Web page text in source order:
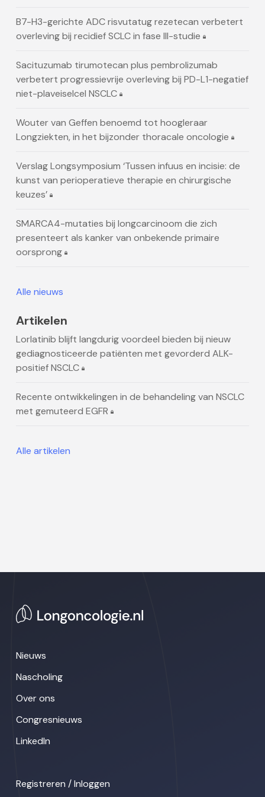
B7-H3-gerichte ADC risvutatug rezetecan verbetert
overleving bij recidief SCLC in fase III-studie
Sacituzumab tirumotecan plus pembrolizumab
verbetert progressievrije overleving bij PD-L1-negatief
niet-plaveiselcel NSCLC
Wouter van Geffen benoemd tot hoogleraar
Longziekten, in het bijzonder thoracale oncologie
Verslag Longsymposium ‘Tussen infuus en incisie: de
kunst van perioperatieve therapie en chirurgische
keuzes’
SMARCA4-mutaties bij longcarcinoom die zich
presenteert als kanker van onbekende primaire
oorsprong
Alle nieuws
Artikelen
Lorlatinib blijft langdurig voordeel bieden bij nieuw
gediagnosticeerde patiënten met gevorderd ALK-
positief NSCLC
Recente ontwikkelingen in de behandeling van NSCLC
met gemuteerd EGFR
Alle artikelen
Nieuws
Nascholing
Over ons
Congresnieuws
LinkedIn
Registreren / Inloggen